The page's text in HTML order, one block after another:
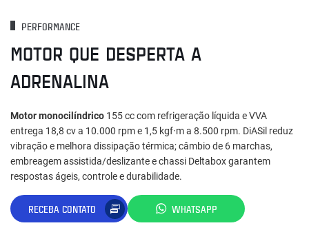
PERFORMANCE
MOTOR QUE DESPERTA A
ADRENALINA
Motor monocilíndrico 155 cc com refrigeração líquida e VVA
entrega 18,8 cv a 10.000 rpm e 1,5 kgf·m a 8.500 rpm. DiASil reduz
vibração e melhora dissipação térmica; câmbio de 6 marchas,
embreagem assistida/deslizante e chassi Deltabox garantem
respostas ágeis, controle e durabilidade.
RECEBA CONTATO WHATSAPP